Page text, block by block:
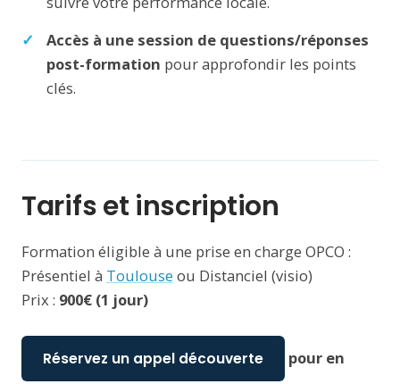
Accès à une session de questions/réponses
post-formation pour approfondir les points
clés.
Tarifs et inscription
Formation éligible à une prise en charge OPCO :
Présentiel à Toulouse ou Distanciel (visio)
Prix : 900€ (1 jour)
Réservez un appel découverte pour en